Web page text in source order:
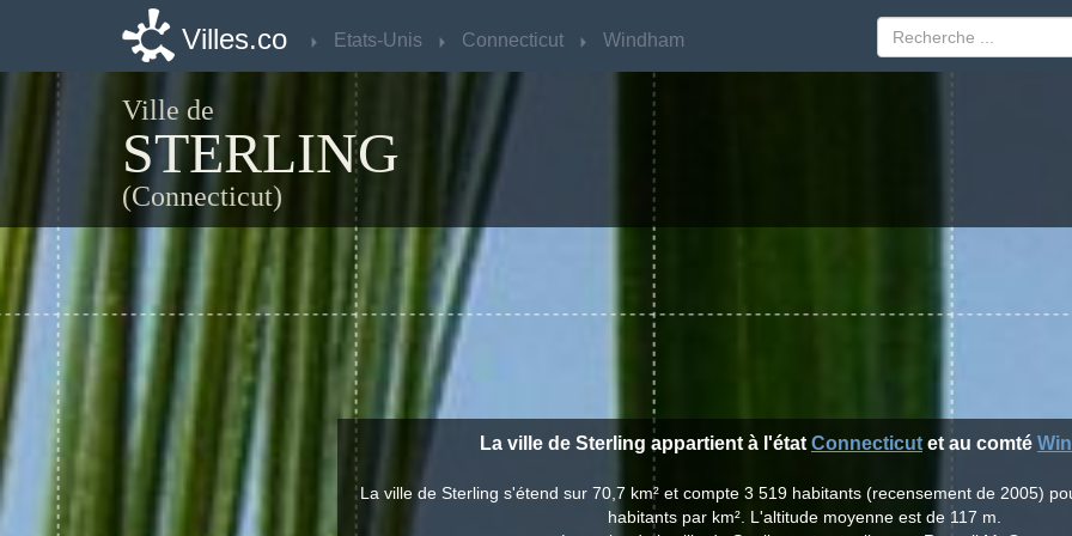
Villes.co Etats-Unis Connecticut Windham
Ville de
STERLING
(Connecticut)
La ville de Sterling appartient à l'état Connecticut et au comté
La ville de Sterling s'étend sur 70,7 km² et compte 3 519 habitants (recensement de 2005)
habitants par km². L'altitude moyenne est de 117 m.
Villes.co Etats-Unis Connecticut Windham